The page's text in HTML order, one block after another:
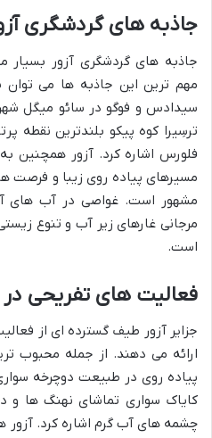
جاذبه های گردشگری
جاذبه های گردشگری آزور
مهم ترین این جاذبه ها می
سیدادس و فوگو در سائو میگل شهر
ترسِیرا کوه پیکو بلندترین نقطه
فلورس اشاره کرد. آزور همچنین
مسیرهای پیاده روی زیبا و فرصت
مشهور است. غواصی در آب های
مرجانی غارهای زیر آب و تنوع
است.
فعالیت های تفریحی در
جزایر آزور طیف گسترده ای از
ارائه می دهند. از جمله محبوب
پیاده روی در طبیعت دوچرخه
کایاک سواری تماشای نهنگ ها و
چشمه های آب گرم اشاره کرد.